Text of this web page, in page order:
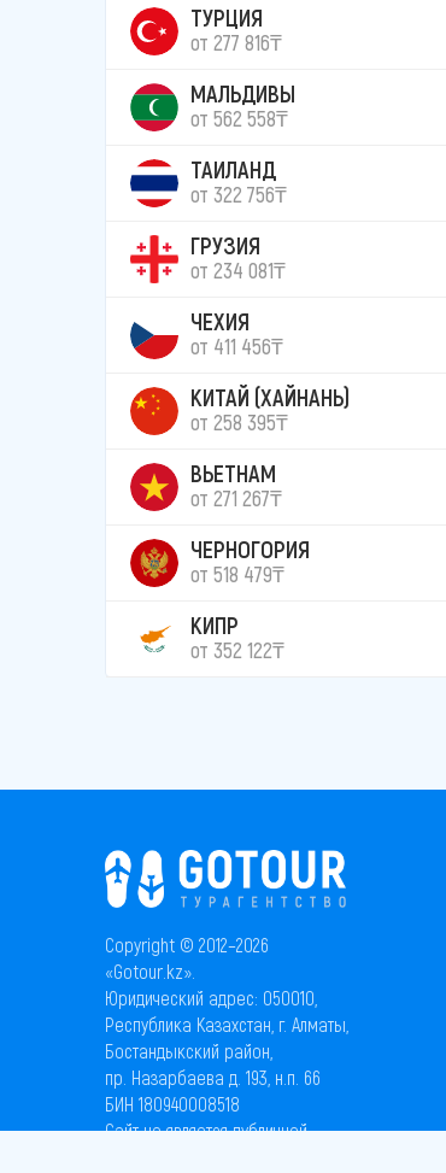
ТУРЦИЯ
от 277 816₸
МАЛЬДИВЫ
от 562 558₸
ТАИЛАНД
от 322 756₸
ГРУЗИЯ
от 234 081₸
ЧЕХИЯ
от 411 456₸
КИТАЙ (ХАЙНАНЬ)
от 258 395₸
ВЬЕТНАМ
от 271 267₸
ЧЕРНОГОРИЯ
от 518 479₸
КИПР
от 352 122₸
Copyright © 2012–2026
«Gotour.kz».
Юридический адрес: 050010,
Республика Казахстан, г. Алматы,
Бостандыкский район,
пр. Назарбаева д. 193, н.п. 66
БИН 180940008518
Сайт не является публичной